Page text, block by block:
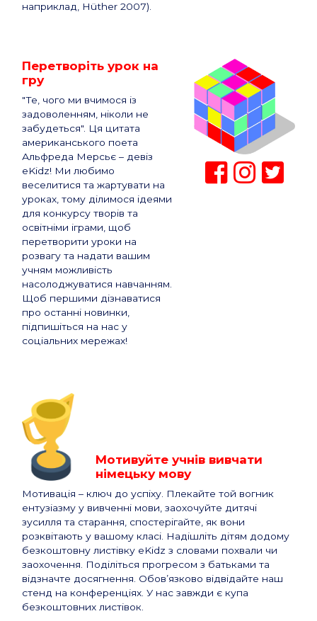
наприклад, Hüther 2007).
Перетворіть урок на
гру
"Те, чого ми вчимося із
задоволенням, ніколи не
забудеться". Ця цитата
американського поета
Альфреда Мерсьє – девіз
eKidz! Ми любимо
веселитися та жартувати на
уроках, тому ділимося ідеями
для конкурсу творів та
освітніми іграми, щоб
перетворити уроки на
розвагу та надати вашим
учням можливість
насолоджуватися навчанням.
Щоб першими дізнаватися
про останні новинки,
підпишіться на нас у
соціальних мережах!
Мотивуйте учнів вивчати
німецьку мову
Мотивація – ключ до успіху. Плекайте той вогник
ентузіазму у вивченні мови, заохочуйте дитячі
зусилля та старання, спостерігайте, як вони
розквітають у вашому класі. Надішліть дітям додому
безкоштовну листівку eKidz з словами похвали чи
заохочення. Поділіться прогресом з батьками та
відзначте досягнення. Обов’язково відвідайте наш
стенд на конференціях. У нас завжди є купа
безкоштовних листівок.